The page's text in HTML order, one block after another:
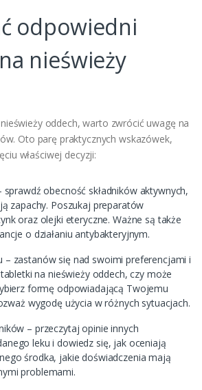
odpowiedni
nieświeży
oddech, warto zwrócić uwagę na
Oto parę praktycznych wskazówek,
właściwej decyzji:
sprawdź obecność składników aktywnych,
zapachy. Poszukaj preparatów
oraz olejki eteryczne. Ważne są także
o działaniu antybakteryjnym.
– zastanów się nad swoimi preferencjami i
na nieświeży oddech, czy może
formę odpowiadającą Twojemu
wygodę użycia w różnych sytuacjach.
– przeczytaj opinie innych
leku i dowiedz się, jak oceniają
środka, jakie doświadczenia mają
problemami.